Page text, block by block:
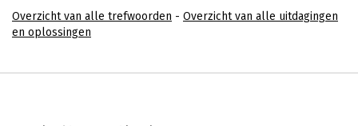
Overzicht van alle trefwoorden - Overzicht van alle uitdagingen
en oplossingen